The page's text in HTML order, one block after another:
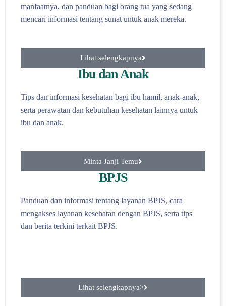
manfaatnya, dan panduan bagi orang tua yang sedang
mencari informasi tentang sunat untuk anak mereka.
Lihat selengkapnya
Ibu dan Anak
Tips dan informasi kesehatan bagi ibu hamil, anak-anak,
serta perawatan dan kebutuhan kesehatan lainnya untuk
ibu dan anak.
Minta Janji Temu
BPJS
Panduan dan informasi tentang layanan BPJS, cara
mengakses layanan kesehatan dengan BPJS, serta tips
dan berita terkini terkait BPJS.
Lihat selengkapnya>